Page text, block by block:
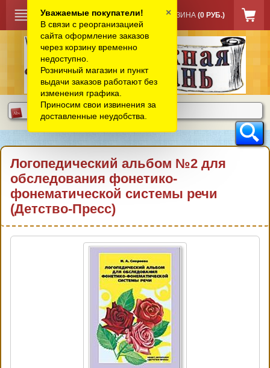
КОРЗИНА (0 РУБ.)
Логопедический альбом №2 для
обследования фонетико-
фонематической системы речи
(Детство-Пресс)
Уважаемые покупатели!
В связи с реорганизацией
сайта оформление заказов
через корзину временно
недоступно.
Розничный магазин и пункт
выдачи заказов работают без
изменения графика.
Приносим свои извинения за
доставленные неудобства.
×